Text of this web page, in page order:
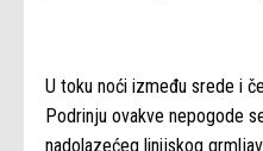
U toku noći između srede i
Podrinju ovakve nepogode
nadolazećeg linijskog